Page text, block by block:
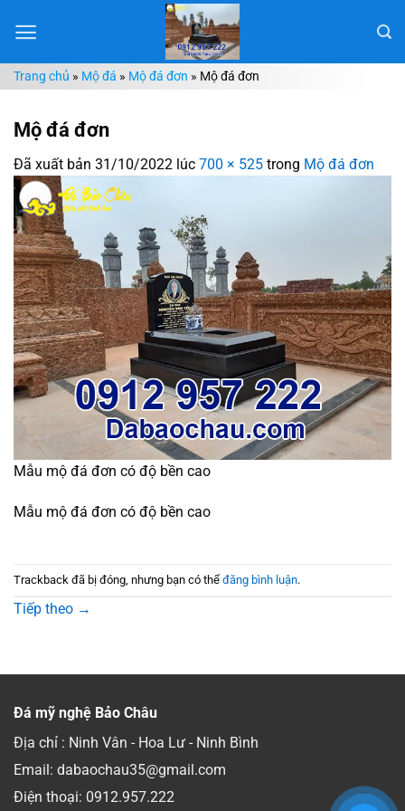
đến
dungTrang chủ » Mộ đá » Mộ đá đơn » Mộ đá đơn
Mộ đá đơn
Đã xuất bản 31/10/2022 lúc 700 × 525 trong Mộ đá đơn
Mẫu mộ đá đơn có độ bền cao
Mẫu mộ đá đơn có độ bền cao
Trackback đã bị đóng, nhưng bạn có thể đăng bình luận.
Tiếp theo →
Đá mỹ nghệ Bảo Châu
Địa chỉ : Ninh Vân - Hoa Lư - Ninh Bình
Email: dabaochau35@gmail.com
Điện thoại: 0912.957.222